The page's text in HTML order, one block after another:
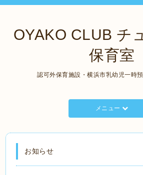
OYAKO CLUB チ
保育室
認可外保育施設・横浜市乳幼児一時
メニュー
お知らせ